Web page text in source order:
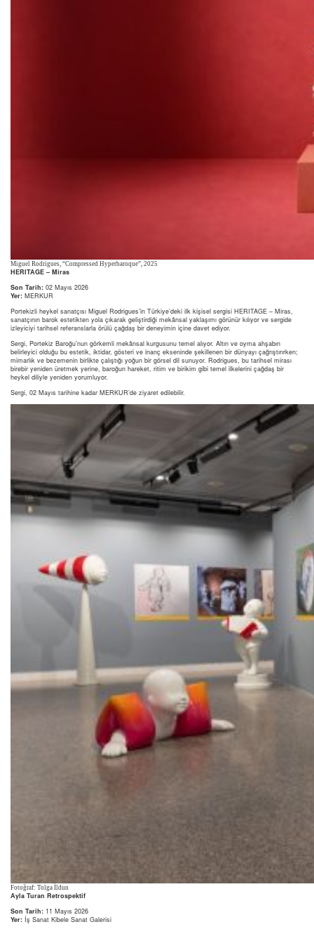
Miguel Rodrigues, “Compressed Hyperbaroque”, 2025
HERITAGE – Miras
Son Tarih: 02 Mayıs 2026
Yer: MERKUR
Portekizli heykel sanatçısı Miguel Rodrigues’in Türkiye’deki ilk kişisel sergisi HERITAGE – Miras,
sanatçının barok estetikten yola çıkarak geliştirdiği mekânsal yaklaşımı görünür kılıyor ve sergide
izleyiciyi tarihsel referanslarla örülü çağdaş bir deneyimin içine davet ediyor.
Sergi, Portekiz Baroğu’nun görkemli mekânsal kurgusunu temel alıyor. Altın ve oyma ahşabın
belirleyici olduğu bu estetik, iktidar, gösteri ve inanç ekseninde şekillenen bir dünyayı çağrıştırırken;
mimarlık ve bezemenin birlikte çalıştığı yoğun bir görsel dil sunuyor. Rodrigues, bu tarihsel mirası
birebir yeniden üretmek yerine, baroğun hareket, ritim ve birikim gibi temel ilkelerini çağdaş bir
heykel diliyle yeniden yorumluyor.
Sergi, 02 Mayıs tarihine kadar MERKUR’de ziyaret edilebilir.
Fotoğraf: Tolga İldun
Ayla Turan Retrospektif
Son Tarih: 11 Mayıs 2026
Yer: İş Sanat Kibele Sanat Galerisi